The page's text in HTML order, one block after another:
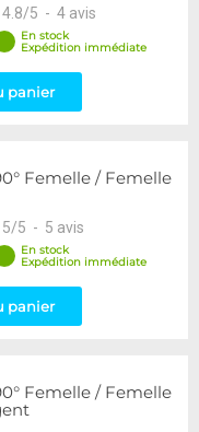
4.8/5 - 4 avis
En stock
Expédition immédiate
panier
Femelle / Femelle
5/5 - 5 avis
En stock
Expédition immédiate
panier
Femelle / Femelle